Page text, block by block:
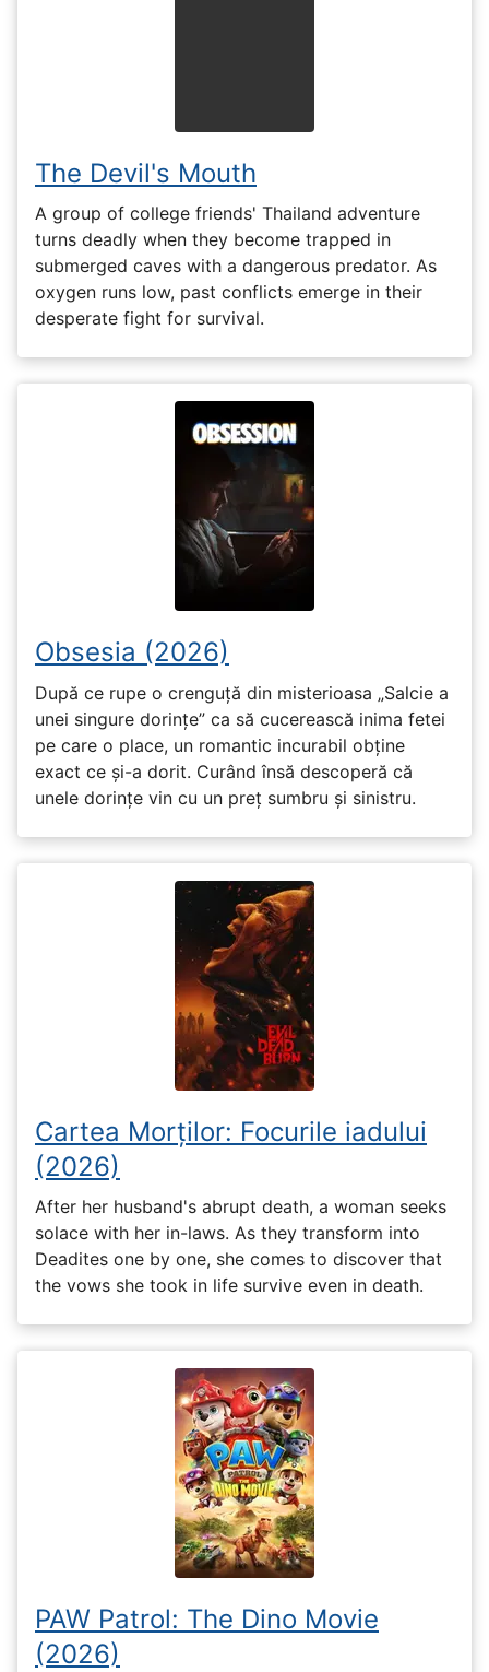
The Devil's Mouth
A group of college friends' Thailand adventure
turns deadly when they become trapped in
submerged caves with a dangerous predator. As
oxygen runs low, past conflicts emerge in their
desperate fight for survival.
Obsesia (2026)
După ce rupe o crenguță din misterioasa „Salcie a
unei singure dorințe” ca să cucerească inima fetei
pe care o place, un romantic incurabil obține
exact ce și-a dorit. Curând însă descoperă că
unele dorințe vin cu un preț sumbru și sinistru.
Cartea Morților: Focurile iadului
(2026)
After her husband's abrupt death, a woman seeks
solace with her in-laws. As they transform into
Deadites one by one, she comes to discover that
the vows she took in life survive even in death.
PAW Patrol: The Dino Movie
(2026)